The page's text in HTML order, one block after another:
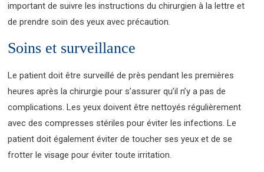
important de suivre les instructions du chirurgien à la lettre et
de prendre soin des yeux avec précaution.
Soins et surveillance
Le patient doit être surveillé de près pendant les premières
heures après la chirurgie pour s’assurer qu’il n’y a pas de
complications. Les yeux doivent être nettoyés régulièrement
avec des compresses stériles pour éviter les infections. Le
patient doit également éviter de toucher ses yeux et de se
frotter le visage pour éviter toute irritation.